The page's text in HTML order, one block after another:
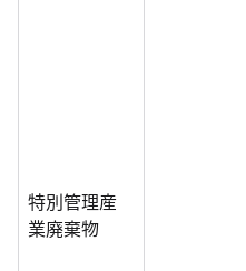
特別管理産
業廃棄物